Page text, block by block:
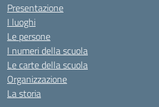
Presentazione
I luoghi
Le persone
I numeri della scuola
Le carte della scuola
Organizzazione
La storia